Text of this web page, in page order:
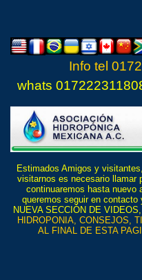
Info tel
whats
Estimados Amigos y
visitarnos es necesario llamar
continuaremos hasta nuevo
queremos seguir en
NUEVA SECCIÓN DE VIDEOS,
HIDROPONIA, CONSEJOS,
AL FINAL DE ESTA